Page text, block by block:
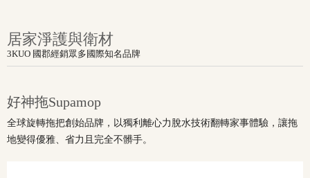
居家淨護與衛材
3KUO 國郡經銷眾多國際知名品牌
好神拖Supamop
全球旋轉拖把創始品牌，以獨利離心力脫水技術翻轉家事體驗，讓拖
地變得優雅、省力且完全不髒手。